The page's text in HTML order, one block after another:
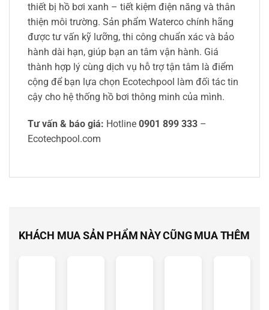
thiết bị hồ bơi xanh – tiết kiệm điện năng và thân
thiện môi trường. Sản phẩm Waterco chính hãng
được tư vấn kỹ lưỡng, thi công chuẩn xác và bảo
hành dài hạn, giúp bạn an tâm vận hành. Giá
thành hợp lý cùng dịch vụ hỗ trợ tận tâm là điểm
cộng để bạn lựa chọn Ecotechpool làm đối tác tin
cậy cho hệ thống hồ bơi thông minh của mình.
Tư vấn & báo giá: Hotline 0901 899 333 –
Ecotechpool.com
KHÁCH MUA SẢN PHẨM NÀY CŨNG MUA THÊM